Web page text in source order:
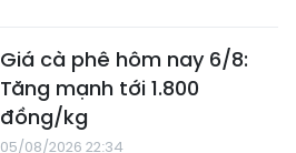
Giá cà phê hôm nay 6/8:
Tăng mạnh tới 1.800
đồng/kg
05/08/2026 22:34